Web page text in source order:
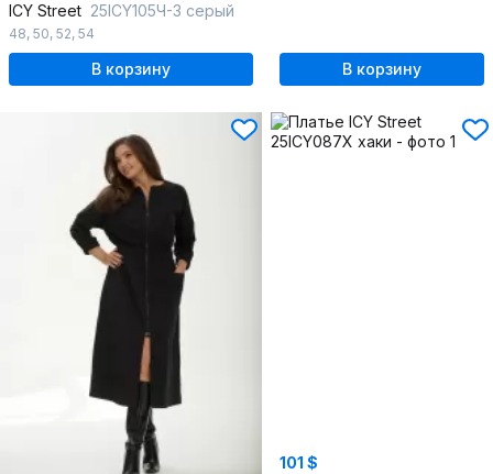
ICY Street 25ICY105Ч-3 серый
48, 50, 52, 54
В корзину В корзину
101 $